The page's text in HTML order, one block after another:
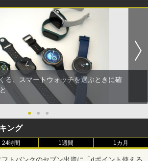
る、スマートウォッチを選ぶときに確
● ● ●
ング
24時間 1週間 1カ月